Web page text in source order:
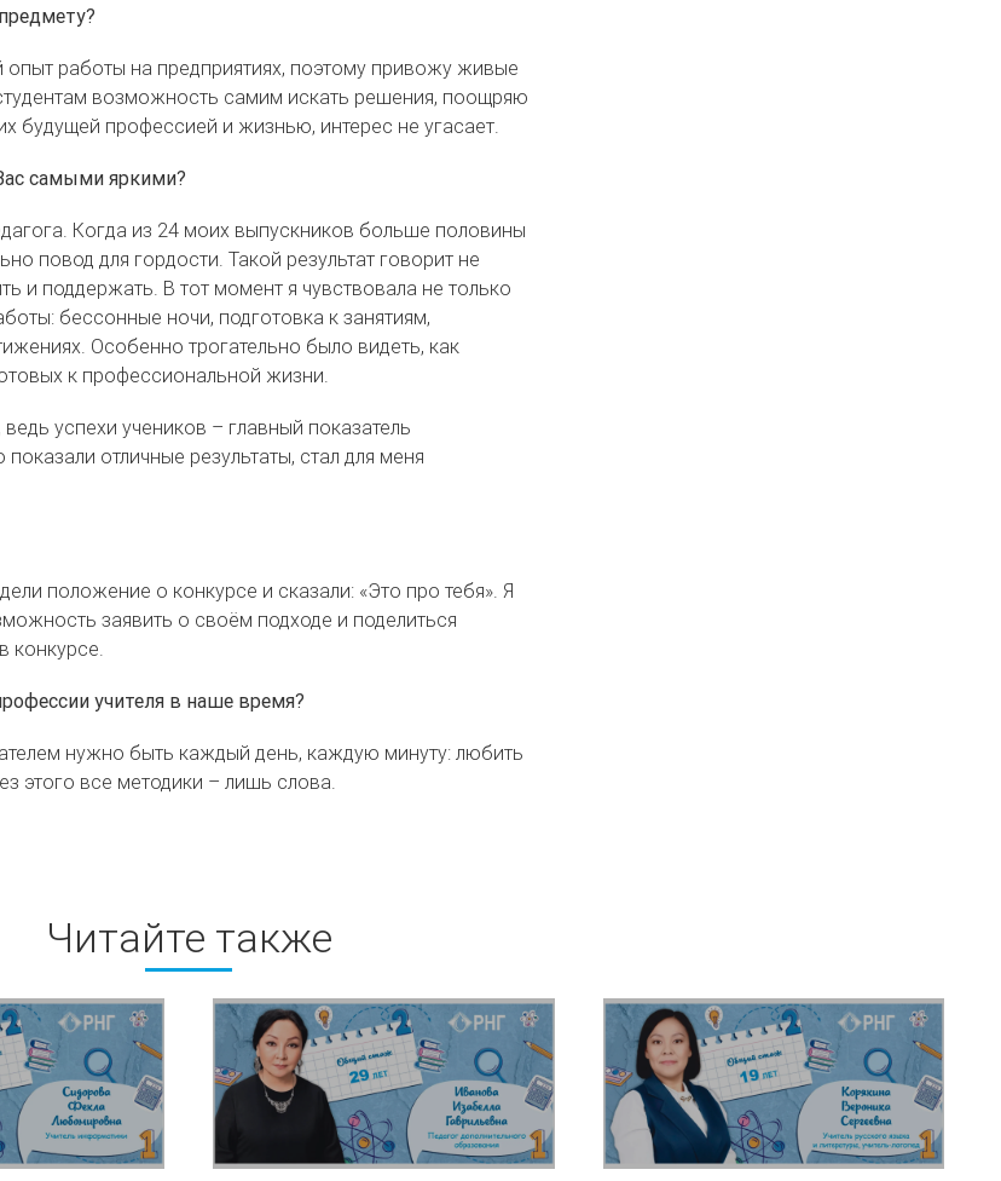
опыт работы на предприятиях, поэтому привожу живые
возможность самим искать решения, поощряю
будущей профессией и жизнью, интерес не угасает.
самыми яркими?
Когда из 24 моих выпускников больше половины
повод для гордости. Такой результат говорит не
и поддержать. В тот момент я чувствовала не только
бессонные ночи, подготовка к занятиям,
Особенно трогательно было видеть, как
к профессиональной жизни.
успехи учеников – главный показатель
отличные результаты, стал для меня
положение о конкурсе и сказали: «Это про тебя». Я
заявить о своём подходе и поделиться
конкурсе.
учителя в наше время?
нужно быть каждый день, каждую минуту: любить
этого все методики – лишь слова.
Читайте также